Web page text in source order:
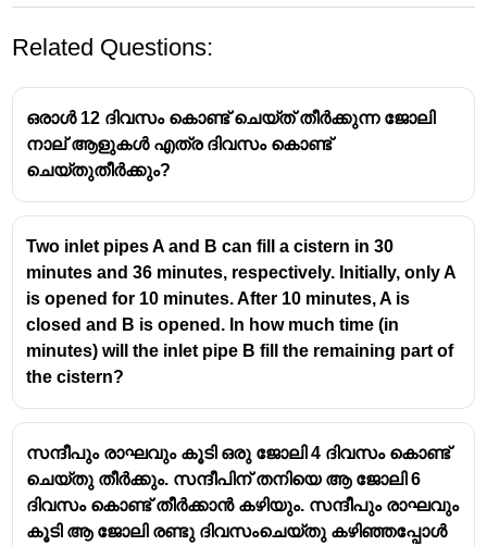
Related Questions:
ഒരാൾ 12 ദിവസം കൊണ്ട് ചെയ്ത് തീർക്കുന്ന ജോലി
നാല് ആളുകൾ എത്ര ദിവസം കൊണ്ട്
ചെയ്തുതീർക്കും?
Two inlet pipes A and B can fill a cistern in 30
minutes and 36 minutes, respectively. Initially, only A
is opened for 10 minutes. After 10 minutes, A is
closed and B is opened. In how much time (in
minutes) will the inlet pipe B fill the remaining part of
the cistern?
സന്ദീപും രാഘവും കൂടി ഒരു ജോലി 4 ദിവസം കൊണ്ട്
ചെയ്തു തീർക്കും. സന്ദീപിന് തനിയെ ആ ജോലി 6
ദിവസം കൊണ്ട് തീർക്കാൻ കഴിയും. സന്ദീപും രാഘവും
കൂടി ആ ജോലി രണ്ടു ദിവസംചെയ്തു കഴിഞ്ഞപ്പോൾ